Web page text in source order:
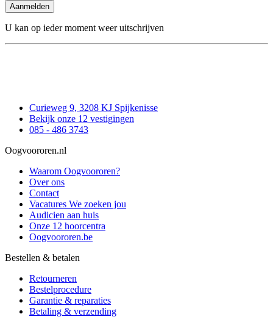
Aanmelden
U kan op ieder moment weer uitschrijven
Curieweg 9, 3208 KJ Spijkenisse
Bekijk onze 12 vestigingen
085 - 486 3743
Oogvoororen.nl
Waarom Oogvoororen?
Over ons
Contact
Vacatures We zoeken jou
Audicien aan huis
Onze 12 hoorcentra
Oogvoororen.be
Bestellen & betalen
Retourneren
Bestelprocedure
Garantie & reparaties
Betaling & verzending